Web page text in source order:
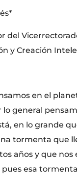
del
y Creación
en el
lo general
en lo grande
tormenta que
años y que nos
esa